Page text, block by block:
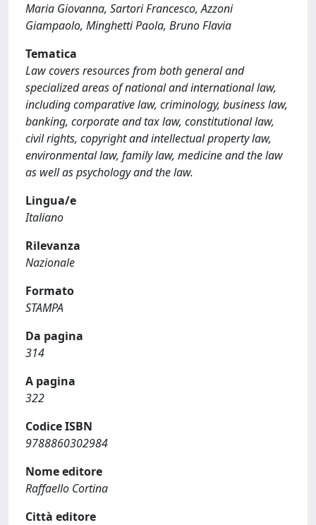
Maria Giovanna, Sartori Francesco, Azzoni
Giampaolo, Minghetti Paola, Bruno Flavia
Tematica
Law covers resources from both general and
specialized areas of national and international law,
including comparative law, criminology, business law,
banking, corporate and tax law, constitutional law,
civil rights, copyright and intellectual property law,
environmental law, family law, medicine and the law
as well as psychology and the law.
Lingua/e
Italiano
Rilevanza
Nazionale
Formato
STAMPA
Da pagina
314
A pagina
322
Codice ISBN
9788860302984
Nome editore
Raffaello Cortina
Città editore